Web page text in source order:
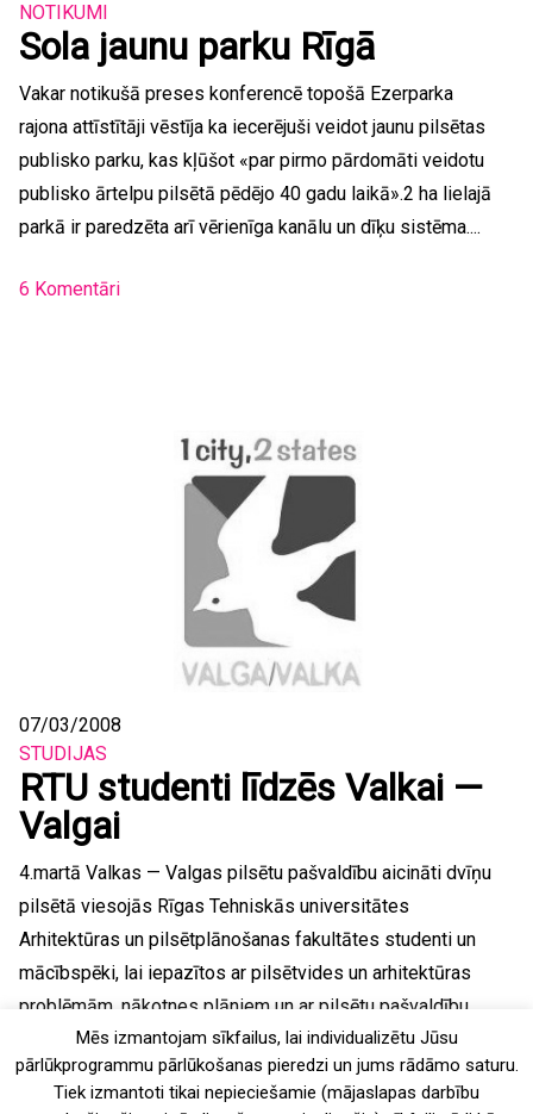
NOTIKUMI
Sola jaunu parku Rīgā
Vakar notikušā preses konferencē topošā Ezerparka
rajona attīstītāji vēstīja ka iecerējuši veidot jaunu pilsētas
publisko parku, kas kļūšot «par pirmo pārdomāti veidotu
publisko ārtelpu pilsētā pēdējo 40 gadu laikā».2 ha lielajā
parkā ir paredzēta arī vērienīga kanālu un dīķu sistēma....
6 Komentāri
07/03/2008
STUDIJAS
RTU studenti līdzēs Valkai —
Valgai
4.martā Valkas — Valgas pilsētu pašvaldību aicināti dvīņu
pilsētā viesojās Rīgas Tehniskās universitātes
Arhitektūras un pilsētplānošanas fakultātes studenti un
mācībspēki, lai iepazītos ar pilsētvides un arhitektūras
problēmām, nākotnes plāniem un ar pilsētu pašvaldību
pārstāvjiem pārrunātu sadarbības iespējas ieceru
īstenošanā.Ideja Valkas...
Mēs izmantojam sīkfailus, lai individualizētu Jūsu
pārlūkprogrammu pārlūkošanas pieredzi un jums rādāmo saturu.
Tiek izmantoti tikai nepieciešamie (mājaslapas darbību